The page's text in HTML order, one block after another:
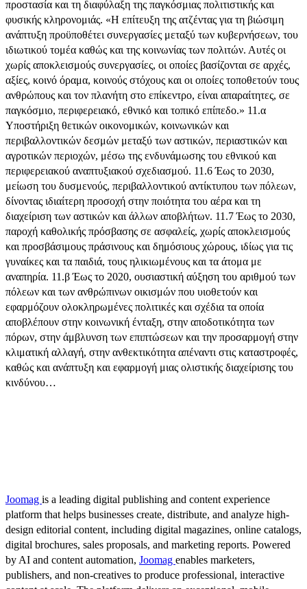
προστασία και τη διαφύλαξη της παγκόσμιας πολιτιστικής και
φυσικής κληρονομιάς. «Η επίτευξη της ατζέντας για τη βιώσιμη
ανάπτυξη προϋποθέτει συνεργασίες μεταξύ των κυβερνήσεων, του
ιδιωτικού τομέα καθώς και της κοινωνίας των πολιτών. Αυτές οι
χωρίς αποκλεισμούς συνεργασίες, οι οποίες βασίζονται σε αρχές,
αξίες, κοινό όραμα, κοινούς στόχους και οι οποίες τοποθετούν τους
ανθρώπους και τον πλανήτη στο επίκεντρο, είναι απαραίτητες, σε
παγκόσμιο, περιφερειακό, εθνικό και τοπικό επίπεδο.» 11.α
Υποστήριξη θετικών οικονομικών, κοινωνικών και
περιβαλλοντικών δεσμών μεταξύ των αστικών, περιαστικών και
αγροτικών περιοχών, μέσω της ενδυνάμωσης του εθνικού και
περιφερειακού αναπτυξιακού σχεδιασμού. 11.6 Έως το 2030,
μείωση του δυσμενούς, περιβαλλοντικού αντίκτυπου των πόλεων,
δίνοντας ιδιαίτερη προσοχή στην ποιότητα του αέρα και τη
διαχείριση των αστικών και άλλων αποβλήτων. 11.7 Έως το 2030,
παροχή καθολικής πρόσβασης σε ασφαλείς, χωρίς αποκλεισμούς
και προσβάσιμους πράσινους και δημόσιους χώρους, ιδίως για τις
γυναίκες και τα παιδιά, τους ηλικιωμένους και τα άτομα με
αναπηρία. 11.β Έως το 2020, ουσιαστική αύξηση του αριθμού των
πόλεων και των ανθρώπινων οικισμών που υιοθετούν και
εφαρμόζουν ολοκληρωμένες πολιτικές και σχέδια τα οποία
αποβλέπουν στην κοινωνική ένταξη, στην αποδοτικότητα των
πόρων, στην άμβλυνση των επιπτώσεων και την προσαρμογή στην
κλιματική αλλαγή, στην ανθεκτικότητα απέναντι στις καταστροφές,
καθώς και ανάπτυξη και εφαρμογή μιας ολιστικής διαχείρισης του
κινδύνου…
Joomag is a leading digital publishing and content experience
platform that helps businesses create, distribute, and analyze high-
design editorial content, including digital magazines, online catalogs,
digital brochures, sales proposals, and marketing reports. Powered
by AI and content automation, Joomag enables marketers,
publishers, and non-creatives to produce professional, interactive